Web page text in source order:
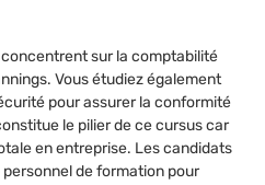
sur la comptabilité
Vous étudiez également
pour assurer la conformité
le pilier de ce cursus car
en entreprise. Les candidats
de formation pour